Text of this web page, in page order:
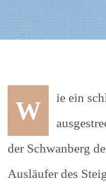
W
ie ein
der Schwanberg
Ausläufer des